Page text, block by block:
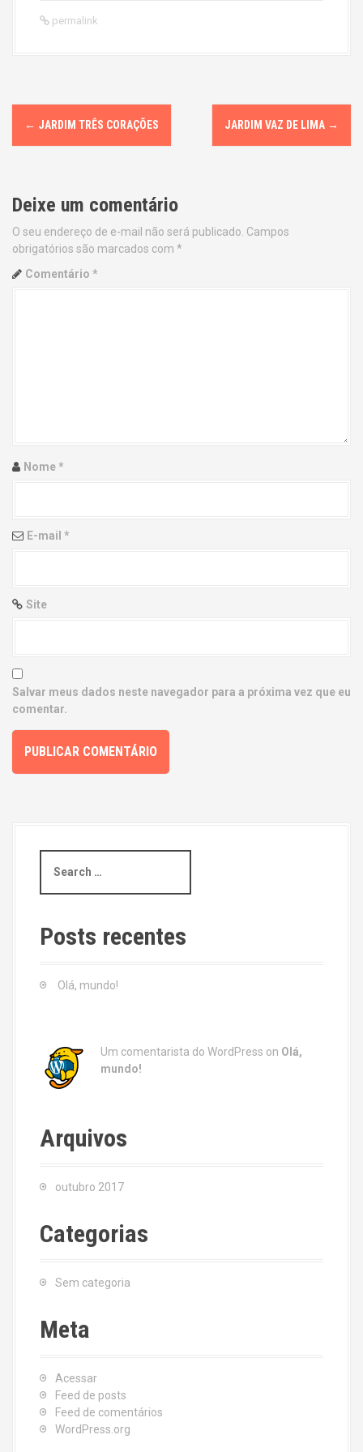
permalink
P
o
t
n
a
i
n
← JARDIM TRÊS CORAÇÕES JARDIM VAZ DE LIMA →
Deixe um comentário
O seu endereço de e-mail não será publicado. Campos
obrigatórios são marcados com *
Comentário *
Nome*
E-mail *
Site
Salvar meus dados neste navegador para a próxima vez que eu
comentar.
a
c
h
Posts recentes
Olá, mundo!
Um comentarista do WordPress on Olá,
mundo!
Arquivos
outubro 2017
Categorias
Sem categoria
Meta
Acessar
Feed de posts
Feed de comentários
WordPress.org